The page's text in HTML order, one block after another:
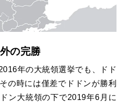
の完勝
年の大統領選挙でも、ドド
の時には僅差でドドンが勝利
ン大統領の下で2019年6 月に